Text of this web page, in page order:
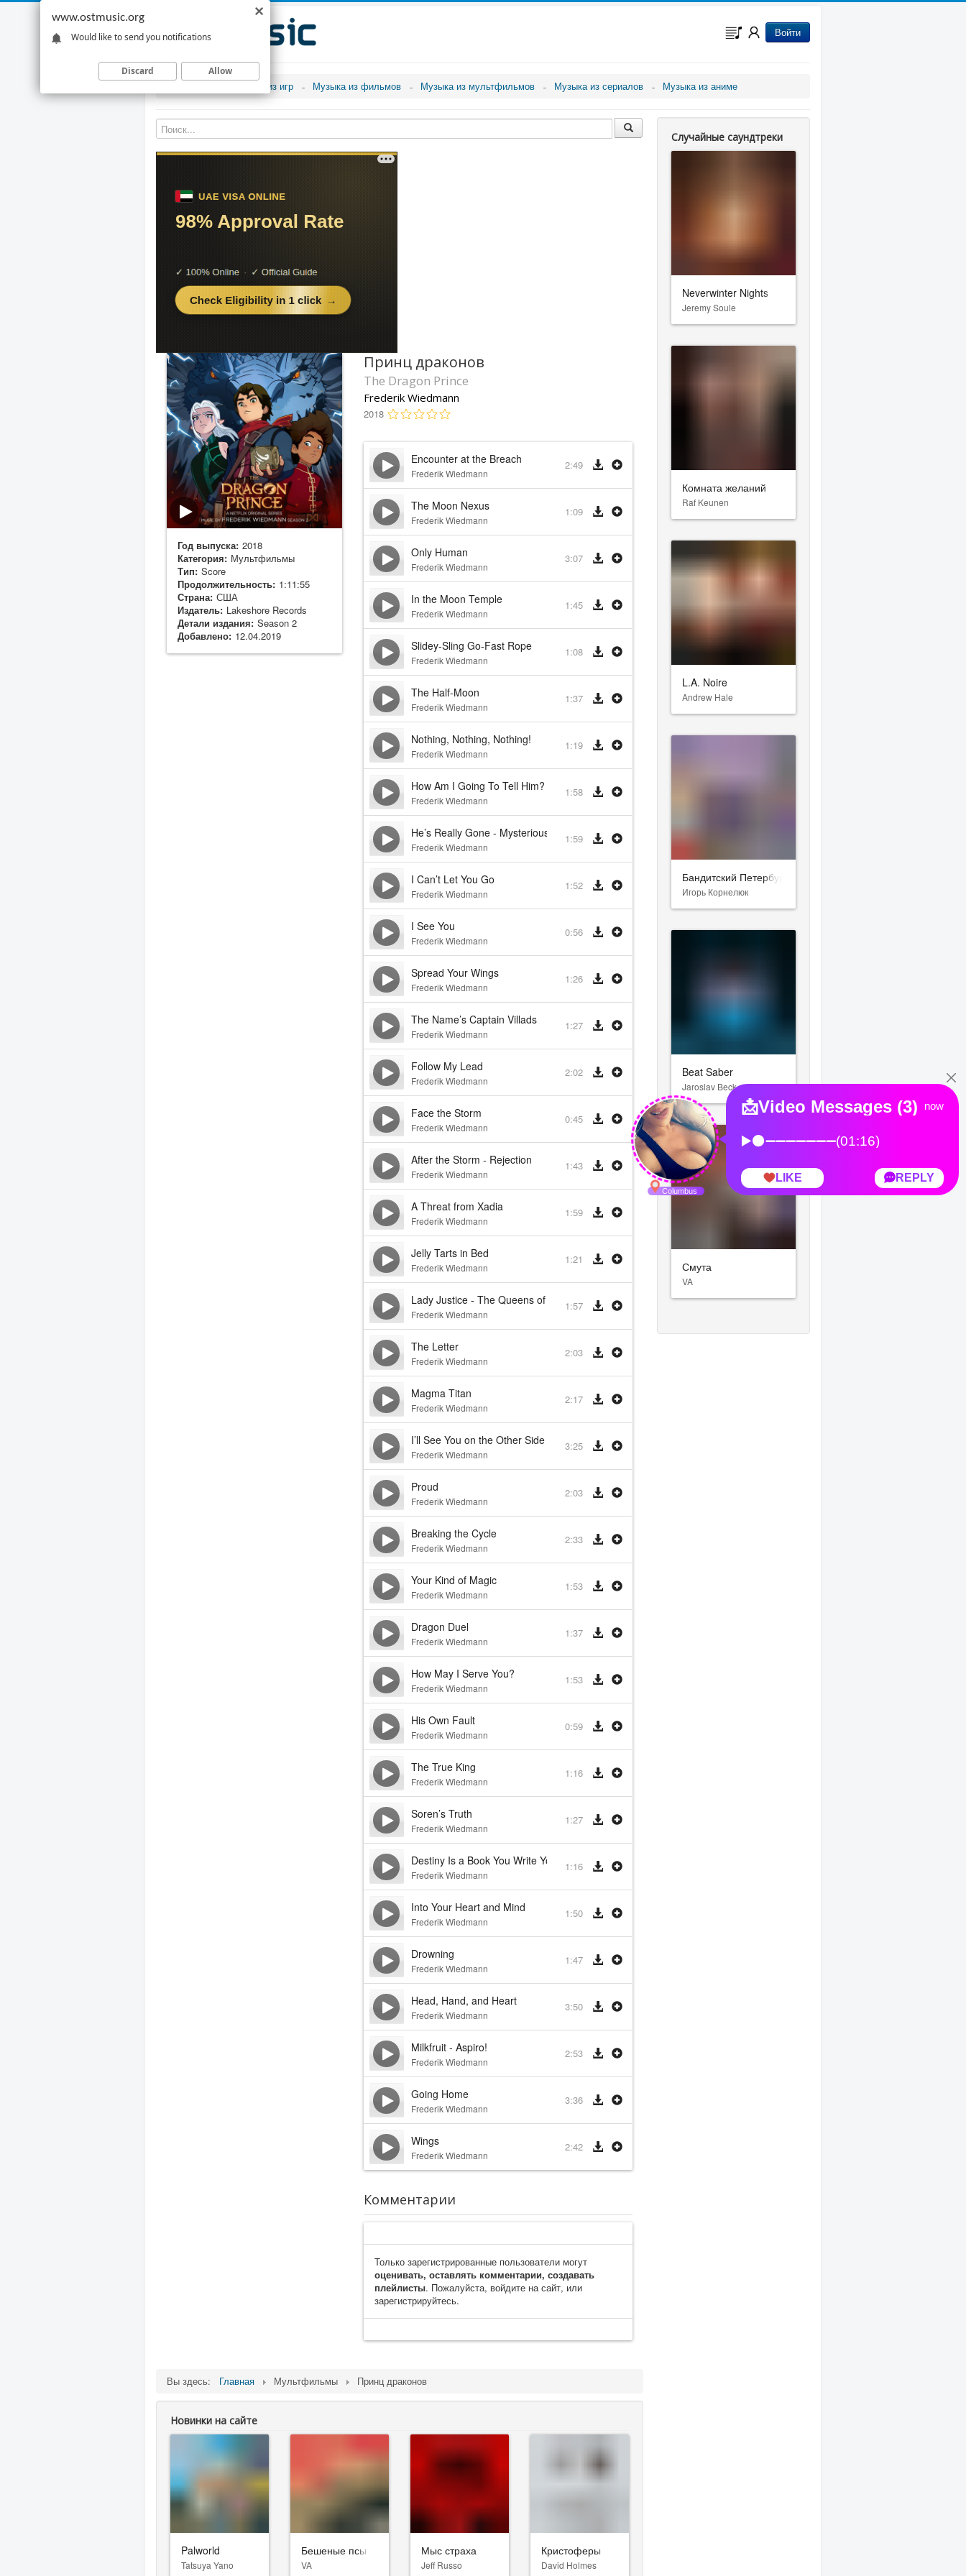
Войти
Музыка из игр Музыка из фильмов Музыка из мультфильмов Музыка из сериалов Музыка из аниме
Год выпуска: 2018
Категория: Мультфильмы
Тип: Score
Продолжительность: 1:11:55
Страна: США
Издатель: Lakeshore Records
Детали издания: Season 2
Добавлено: 12.04.2019
Принц драконов
The Dragon Prince
Frederik Wiedmann
2018
Encounter at the Breach
Frederik Wiedmann
2:49
The Moon Nexus
Frederik Wiedmann
1:09
Only Human
Frederik Wiedmann
3:07
In the Moon Temple
Frederik Wiedmann
1:45
Slidey-Sling Go-Fast Rope
Frederik Wiedmann
1:08
The Half-Moon
Frederik Wiedmann
1:37
Nothing, Nothing, Nothing!
Frederik Wiedmann
1:19
How Am I Going To Tell Him?
Frederik Wiedmann
1:58
He’s Really Gone - Mysterious Stranger
Frederik Wiedmann
1:59
I Can’t Let You Go
Frederik Wiedmann
1:52
I See You
Frederik Wiedmann
0:56
Spread Your Wings
Frederik Wiedmann
1:26
The Name’s Captain Villads
Frederik Wiedmann
1:27
Follow My Lead
Frederik Wiedmann
2:02
Face the Storm
Frederik Wiedmann
0:45
After the Storm - Rejection
Frederik Wiedmann
1:43
A Threat from Xadia
Frederik Wiedmann
1:59
Jelly Tarts in Bed
Frederik Wiedmann
1:21
Lady Justice - The Queens of Duren
Frederik Wiedmann
1:57
The Letter
Frederik Wiedmann
2:03
Magma Titan
Frederik Wiedmann
2:17
I’ll See You on the Other Side
Frederik Wiedmann
3:25
Proud
Frederik Wiedmann
2:03
Breaking the Cycle
Frederik Wiedmann
2:33
Your Kind of Magic
Frederik Wiedmann
1:53
Dragon Duel
Frederik Wiedmann
1:37
How May I Serve You?
Frederik Wiedmann
1:53
His Own Fault
Frederik Wiedmann
0:59
The True King
Frederik Wiedmann
1:16
Soren’s Truth
Frederik Wiedmann
1:27
Destiny Is a Book You Write Yourself
Frederik Wiedmann
1:16
Into Your Heart and Mind
Frederik Wiedmann
1:50
Drowning
Frederik Wiedmann
1:47
Head, Hand, and Heart
Frederik Wiedmann
3:50
Milkfruit - Aspiro!
Frederik Wiedmann
2:53
Going Home
Frederik Wiedmann
3:36
Wings
Frederik Wiedmann
2:42
Комментарии
Только зарегистрированные пользователи могут
оценивать, оставлять комментарии, создавать
плейлисты. Пожалуйста, войдите на сайт, или
зарегистрируйтесь.
Вы здесь: Главная Мультфильмы Принц драконов
Новинки на сайте
Palworld
Tatsuya Yano
Бешеные псы
VA
Мыс страха
Jeff Russo
Кристоферы
David Holmes
Случайные саундтреки
Neverwinter Nights
Jeremy Soule
Комната желаний
Raf Keunen
L.A. Noire
Andrew Hale
Бандитский Петербург
Игорь Корнелюк
Beat Saber
Jaroslav Beck
Смута
VA
www.ostmusic.org
Would like to send you notifications
Discard Allow